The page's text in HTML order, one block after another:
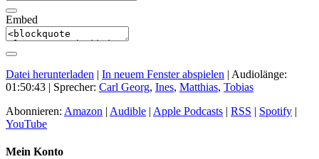
Embed
Datei herunterladen | In neuem Fenster abspielen | Audiolänge:
01:50:43 | Sprecher: Carl Georg, Ines, Matthias, Tobias
Abonnieren: Amazon | Audible | Apple Podcasts | RSS | Spotify |
YouTube
Mein Konto